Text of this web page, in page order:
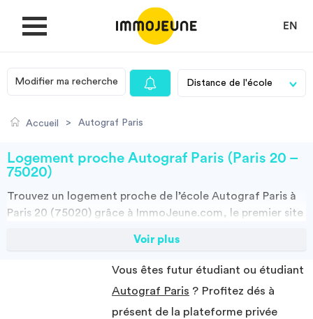
EN
MON COMPTE
Je cherche un logement
Modifier ma recherche
Accueil > Autograf Paris
Logement proche Autograf Paris (Paris 20 –
75020)
Trouvez un logement proche de l’école Autograf Paris à
Paris 20 (75020) grâce à ImmoJeune.com, le premier site
locations proches de l’Autograf Paris : résidences
étudiantes, locations par particuliers, par agences et
Vous pouvez faire votre recherche en fonction du type de bien à louer,
de la surface, et/ou de la distance des logements proposés par
Voir plus
Vous êtes futur étudiant ou étudiant
Autograf Paris ? Profitez dés à
présent de la plateforme privée